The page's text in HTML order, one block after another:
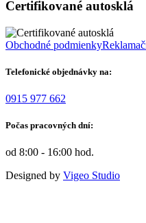
Certifikované autosklá
Obchodné podmienky
Telefonické objednávky na:
0915 977 662
Počas pracovných dní:
od 8:00 - 16:00 hod.
Designed by Vigeo Studio